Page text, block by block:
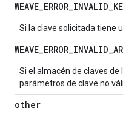
WEAVE_ERROR_INVALID_
Si la clave solicitada tiene
WEAVE_ERROR_INVALID_
Si el almacén de claves
parámetros de clave no
other